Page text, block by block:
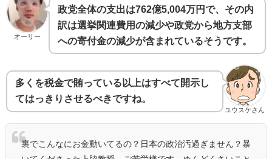
オーリー
政党全体の支出は762億5,004万円で、その内
訳は選挙関連費用の減少や政党から地方支部
への寄付金の減少が含まれているそうです。
ユウスケさん
多くを税金で賄っている以上はすべて開示し
てはっきりさせるべきですね。
裏でこんなにお金動いてるの？日本の政治汚過ぎません？暴